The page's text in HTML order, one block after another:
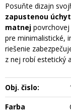
Posuňte dizajn
zapustenou
matnej
pre minimalistické,
riešenie
z nej robí estetický
Obj. čislo:
Farba